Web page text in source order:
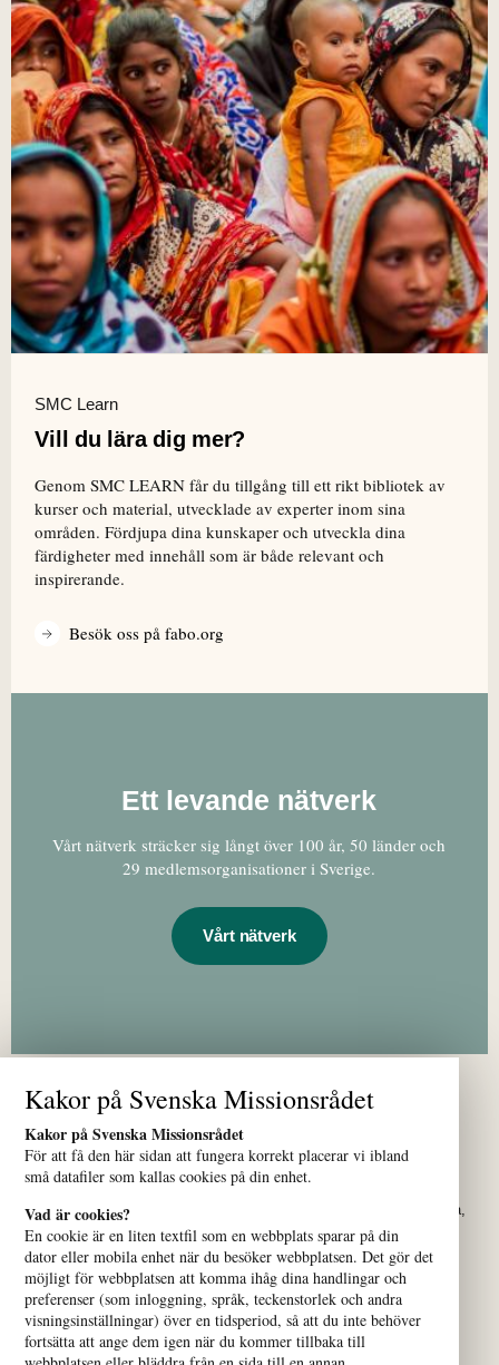
SMC Learn
Vill du lära dig mer?
Genom SMC LEARN får du tillgång till ett rikt bibliotek av
kurser och material, utvecklade av experter inom sina
områden. Fördjupa dina kunskaper och utveckla dina
färdigheter med innehåll som är både relevant och
inspirerande.
Besök oss på fabo.org
Ett levande nätverk
Vårt nätverk sträcker sig långt över 100 år, 50 länder och
29 medlemsorganisationer i Sverige.
Vårt nätverk
Vi samlar kyrkor och organisationer som verkar för alla människors
lika värde över hela världen. Vårt nätverk bidrar till att bygga fredliga,
jämlika och hållbara samhällen.
Kakor på Svenska Missionsrådet
Kakor på Svenska Missionsrådet
För att få den här sidan att fungera korrekt placerar vi ibland
små datafiler som kallas cookies på din enhet.
Vad är cookies?
En cookie är en liten textfil som en webbplats sparar på din
dator eller mobila enhet när du besöker webbplatsen. Det gör det
möjligt för webbplatsen att komma ihåg dina handlingar och
preferenser (som inloggning, språk, teckenstorlek och andra
visningsinställningar) över en tidsperiod, så att du inte behöver
fortsätta att ange dem igen när du kommer tillbaka till